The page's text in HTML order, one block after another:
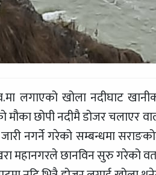
लगाएको खोला नदीघाट
छोपी नदीमै डोजर चलाएर
नगर्ने गरेको सम्बन्धमा
महानगरले छानविन सुरु गरेको